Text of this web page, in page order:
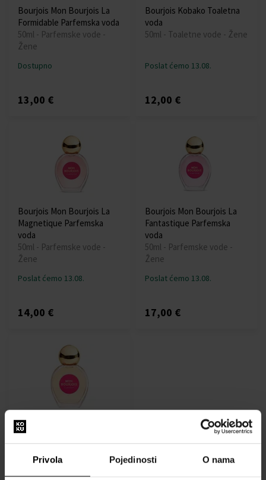
Privola Pojedinosti O nama
Bourjois Mon Bourjois La
Formidable Parfemska voda
50ml - Parfemske vode -
Žene
Dostupno
13,00 €
Bourjois Kobako Toaletna
voda
50ml - Toaletne vode - Žene
Poslat ćemo 13.08.
12,00 €
Bourjois Mon Bourjois La
Magnetique Parfemska
voda
50ml - Parfemske vode -
Žene
Poslat ćemo 13.08.
14,00 €
Bourjois Mon Bourjois La
Fantastique Parfemska
voda
50ml - Parfemske vode -
Žene
Poslat ćemo 13.08.
17,00 €
Bourjois Mon Bourjois La
Captivante Parfemska voda